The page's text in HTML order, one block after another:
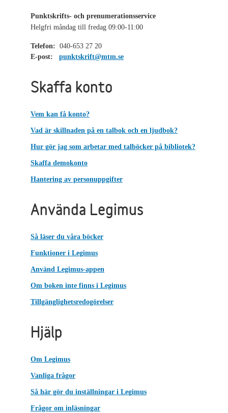
Punktskrifts- och prenumerationsservice
Helgfri måndag till fredag 09:00-11:00
Telefon: 040-653 27 20
E-post:
punktskrift@mtm.se
Skaffa konto
Vem kan få konto?
Vad är skillnaden på en talbok och en ljudbok?
Hur gör jag som arbetar med talböcker på bibliotek?
Skaffa demokonto
Hantering av personuppgifter
Använda Legimus
Så läser du våra böcker
Funktioner i Legimus
Använd Legimus-appen
Om boken inte finns i Legimus
Tillgänglighetsredogörelser
Hjälp
Om Legimus
Vanliga frågor
Så här gör du inställningar i Legimus
Frågor om inläsningar